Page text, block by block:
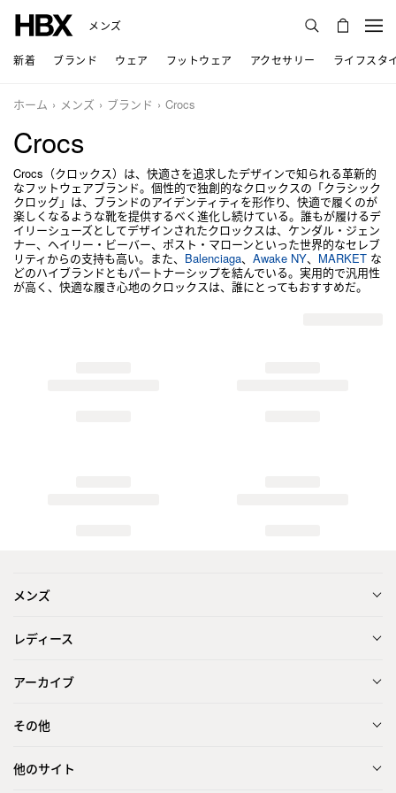
メンズ
新着 ブランド ウェア フットウェア アクセサリー ライフスタ
ホーム メンズ ブランド Crocs
Crocs
Crocs（クロックス）は、快適さを追求したデザインで知られる革新的
なフットウェアブランド。個性的で独創的なクロックスの「クラシック
クロッグ」は、ブランドのアイデンティティを形作り、快適で履くのが
楽しくなるような靴を提供するべく進化し続けている。誰もが履けるデ
イリーシューズとしてデザインされたクロックスは、ケンダル・ジェン
ナー、ヘイリー・ビーバー、ポスト・マローンといった世界的なセレブ
リティからの支持も高い。また、 Balenciaga、 Awake NY、 MARKET な
どのハイブランドともパートナーシップを結んでいる。実用的で汎用性
が高く、快適な履き心地のクロックスは、誰にとってもおすすめだ。
メンズ
レディース
アーカイブ
その他
他のサイト